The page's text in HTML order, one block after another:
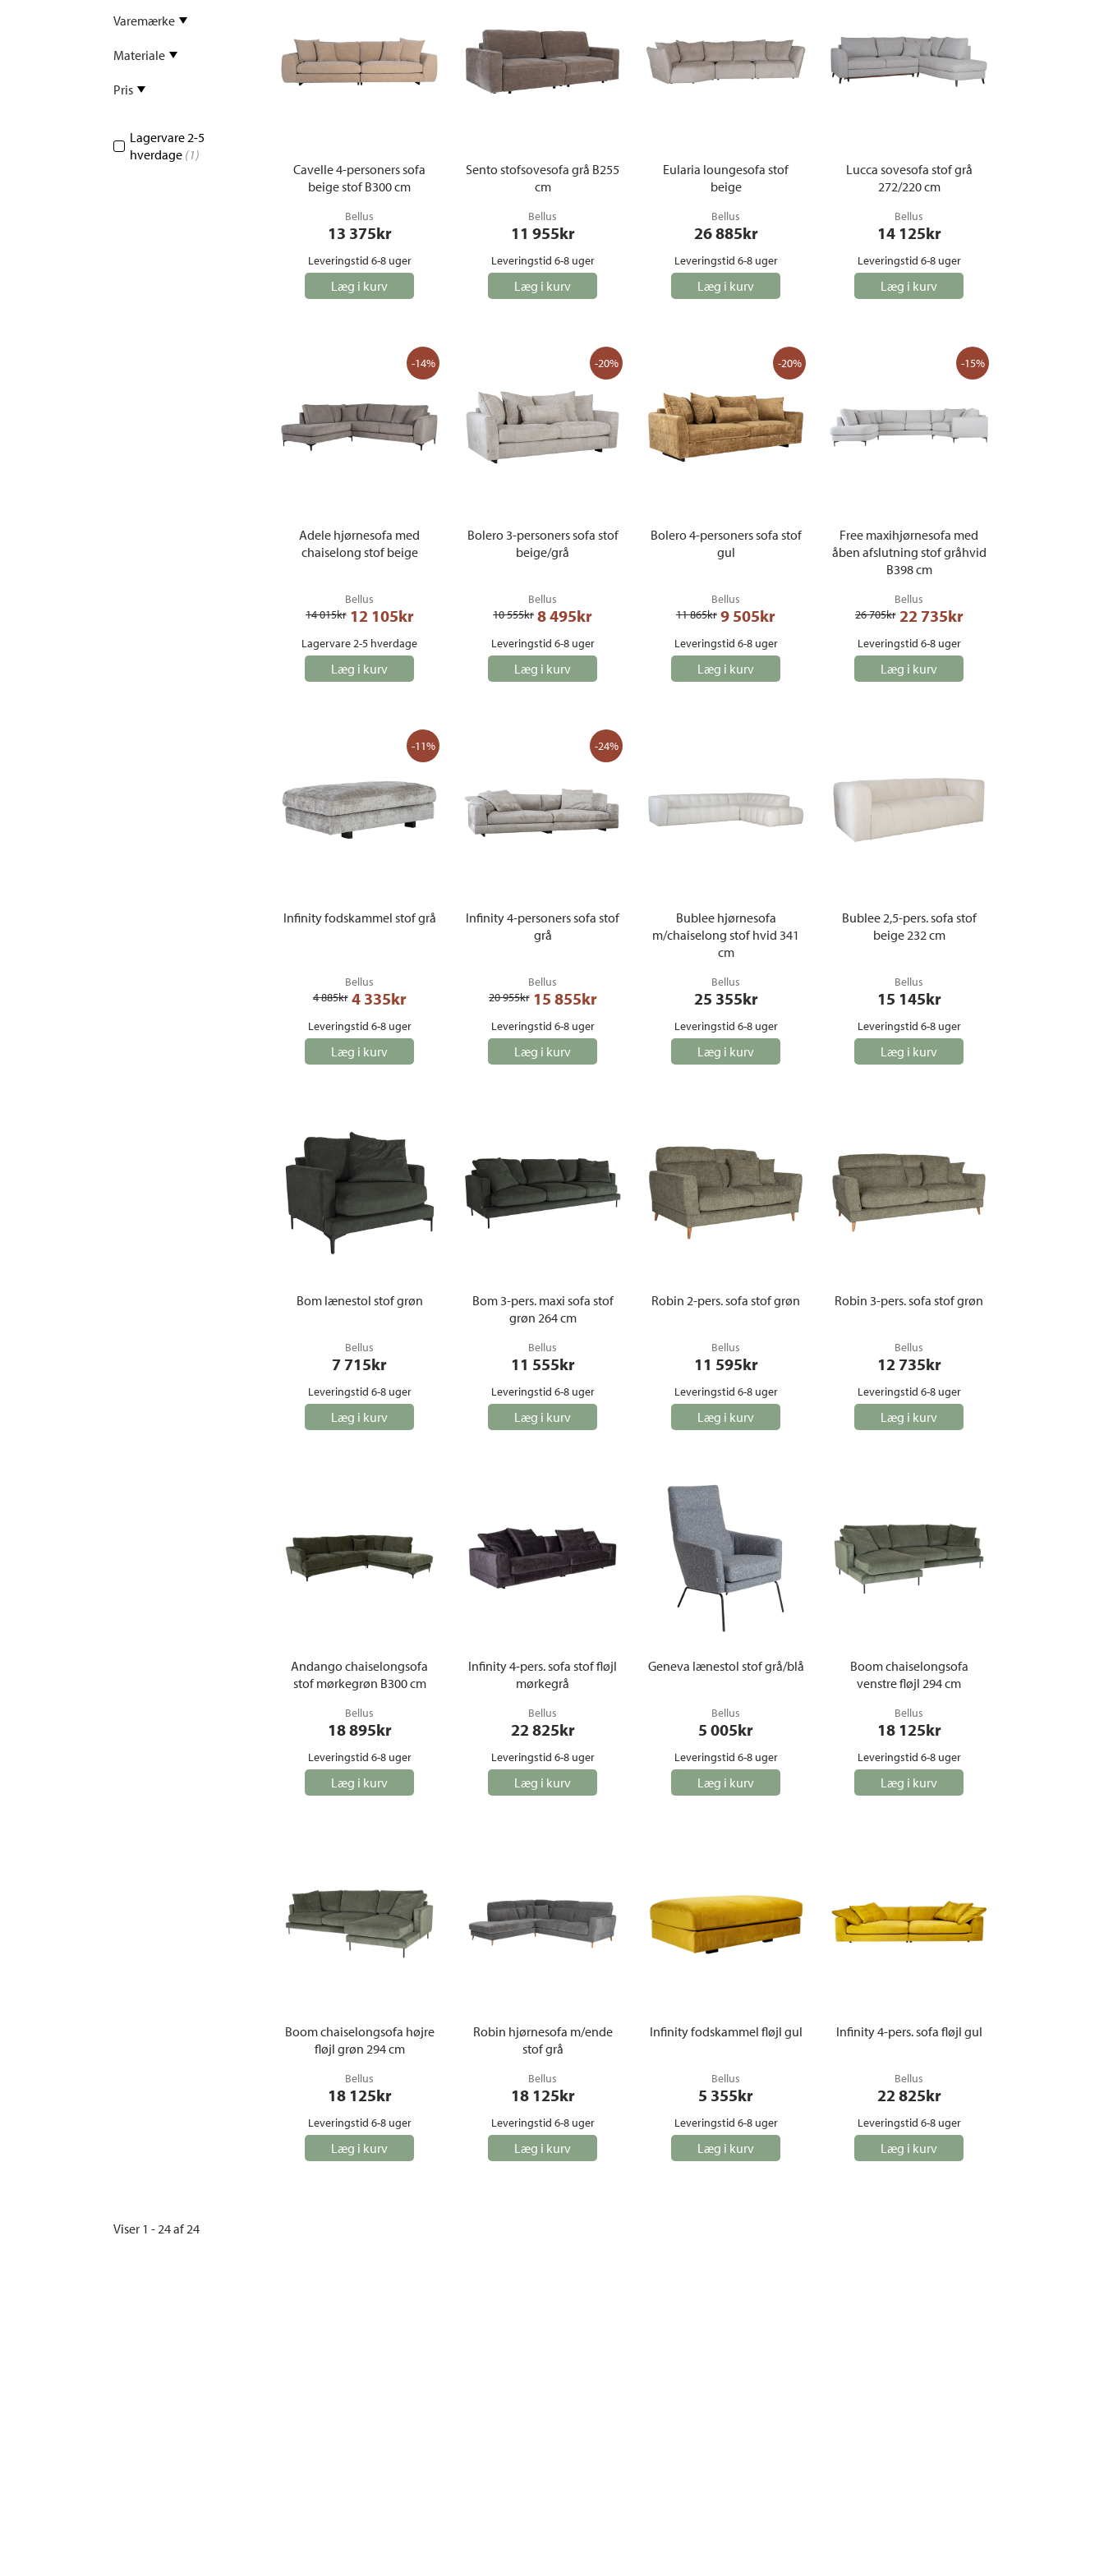
Stofsofaer
Tilbehør til sofa
Brændestativer
Vinreoler
Vitrineskabe
Lys | Duft
Snack | Madlavning
Spejle
Møbelovertræk
Udendørs stole
Udendørs lænestole
Udekøkken
Varemærke
Materiale
Pris
Lagervare 2-5
hverdage (1)
Cavelle 4-personers sofa
beige stof B300 cm
Bellus
13 375kr
Leveringstid 6-8 uger
Læg i kurv
Sento stofsovesofa grå B255
cm
Bellus
11 955kr
Leveringstid 6-8 uger
Læg i kurv
Eularia loungesofa stof
beige
Bellus
26 885kr
Leveringstid 6-8 uger
Læg i kurv
Lucca sovesofa stof grå
272/220 cm
Bellus
14 125kr
Leveringstid 6-8 uger
Læg i kurv
-14%
Adele hjørnesofa med
chaiselong stof beige
Bellus
14 015kr 12 105kr
Lagervare 2-5 hverdage
Læg i kurv
-20%
Bolero 3-personers sofa stof
beige/grå
Bellus
10 555kr 8 495kr
Leveringstid 6-8 uger
Læg i kurv
-20%
Bolero 4-personers sofa stof
gul
Bellus
11 865kr 9 505kr
Leveringstid 6-8 uger
Læg i kurv
-15%
Free maxihjørnesofa med
åben afslutning stof gråhvid
B398 cm
Bellus
26 705kr 22 735kr
Leveringstid 6-8 uger
Læg i kurv
-11%
Infinity fodskammel stof grå
Bellus
4 885kr 4 335kr
Leveringstid 6-8 uger
Læg i kurv
-24%
Infinity 4-personers sofa stof
grå
Bellus
20 955kr 15 855kr
Leveringstid 6-8 uger
Læg i kurv
Bublee hjørnesofa
m/chaiselong stof hvid 341
cm
Bellus
25 355kr
Leveringstid 6-8 uger
Læg i kurv
Bublee 2,5-pers. sofa stof
beige 232 cm
Bellus
15 145kr
Leveringstid 6-8 uger
Læg i kurv
Bom lænestol stof grøn
Bellus
7 715kr
Leveringstid 6-8 uger
Læg i kurv
Bom 3-pers. maxi sofa stof
grøn 264 cm
Bellus
11 555kr
Leveringstid 6-8 uger
Læg i kurv
Robin 2-pers. sofa stof grøn
Bellus
11 595kr
Leveringstid 6-8 uger
Læg i kurv
Robin 3-pers. sofa stof grøn
Bellus
12 735kr
Leveringstid 6-8 uger
Læg i kurv
Andango chaiselongsofa
stof mørkegrøn B300 cm
Bellus
18 895kr
Leveringstid 6-8 uger
Læg i kurv
Infinity 4-pers. sofa stof fløjl
mørkegrå
Bellus
22 825kr
Leveringstid 6-8 uger
Læg i kurv
Geneva lænestol stof grå/blå
Bellus
5 005kr
Leveringstid 6-8 uger
Læg i kurv
Boom chaiselongsofa
venstre fløjl 294 cm
Bellus
18 125kr
Leveringstid 6-8 uger
Læg i kurv
Boom chaiselongsofa højre
fløjl grøn 294 cm
Bellus
18 125kr
Leveringstid 6-8 uger
Læg i kurv
Robin hjørnesofa m/ende
stof grå
Bellus
18 125kr
Leveringstid 6-8 uger
Læg i kurv
Infinity fodskammel fløjl gul
Bellus
5 355kr
Leveringstid 6-8 uger
Læg i kurv
Infinity 4-pers. sofa fløjl gul
Bellus
22 825kr
Leveringstid 6-8 uger
Læg i kurv
Viser 1 - 24 af 24